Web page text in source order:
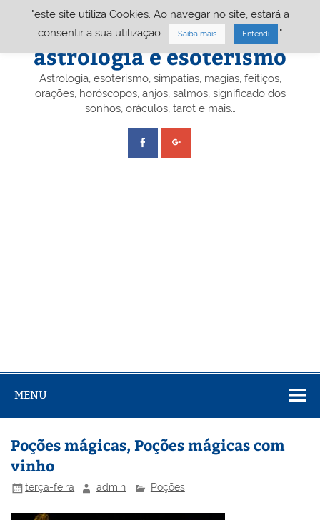
Portal A&E – Portal
astrologia e esoterismo
Astrologia, esoterismo, simpatias, magias, feitiços,
orações, horóscopos, anjos, salmos, significado dos
sonhos, oráculos, tarot e mais…
MENU
Poções mágicas, Poções mágicas com
vinho
terça-feira admin Poções
"este site utiliza Cookies. Ao navegar no site, estará a
consentir a sua utilização.
Saiba mais Entendi ."